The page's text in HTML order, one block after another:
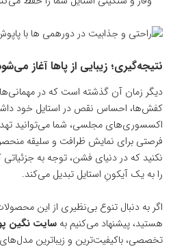
نتیجه‌گیری؛ زیبایی از پاها آغاز
دیگر زمان آن گذشته است که در
کفش‌ها، احساس نقص در استایل خود
اکسسوری‌های مجلسی، شما می‌توانید
فرصتی برای نمایش ظرافت و سلیقه
نکنید که در دنیای فشن، توجه به جزئیاتی
را به یک آیکونِ استایل تبدیل می‌کند.
اگر به دنبال تنوع بی‌نظیری از این
هستید، پیشنهاد می‌کنیم به سایت نگین
تخصصی، باکیفیت‌ترین و زیباترین